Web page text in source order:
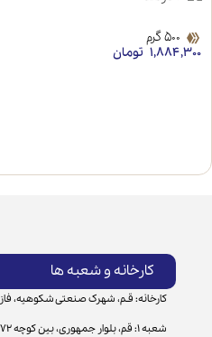
500 گرم
۱,۸۸۴,۳۰۰ تومان
کارخانه و شعبه ها
کارخانه: قـم، شهرک صنعتی شکوهیه، فاز 2
شعبه 1: قم، بلوار جمهوری، بین کوچه 72 و 74